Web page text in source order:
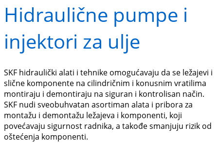
Hidraulične pumpe i
injektori za ulje
SKF hidraulički alati i tehnike omogućavaju da se ležajevi i
slične komponente na cilindričnim i konusnim vratilima
montiraju i demontiraju na siguran i kontrolisan način.
SKF nudi sveobuhvatan asortiman alata i pribora za
montažu i demontažu ležajeva i komponenti, koji
povećavaju sigurnost radnika, a takođe smanjuju rizik od
oštećenja komponenti.